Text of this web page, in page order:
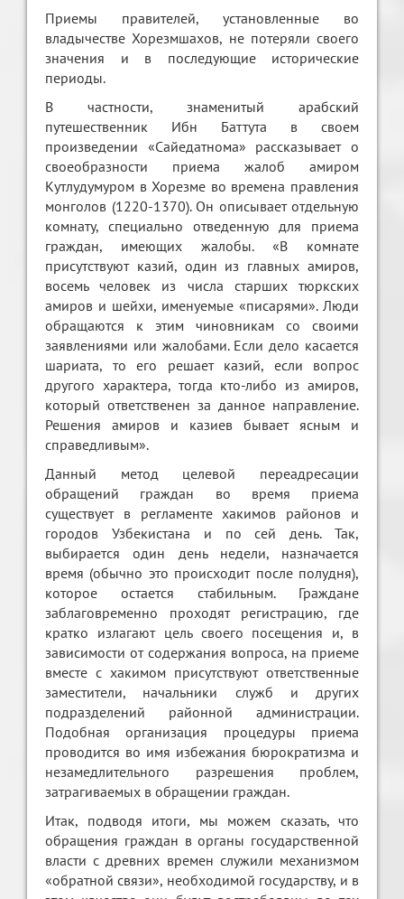
Приемы правителей, установленные во
владычестве Хорезмшахов, не потеряли своего
значения и в последующие исторические
периоды.
В частности, знаменитый арабский
путешественник Ибн Баттута в своем
произведении «Сайедатнома» рассказывает о
своеобразности приема жалоб амиром
Кутлудумуром в Хорезме во времена правления
монголов (1220-1370). Он описывает отдельную
комнату, специально отведенную для приема
граждан, имеющих жалобы. «В комнате
присутствуют казий, один из главных амиров,
восемь человек из числа старших тюркских
амиров и шейхи, именуемые «писарями». Люди
обращаются к этим чиновникам со своими
заявлениями или жалобами. Если дело касается
шариата, то его решает казий, если вопрос
другого характера, тогда кто-либо из амиров,
который ответственен за данное направление.
Решения амиров и казиев бывает ясным и
справедливым».
Данный метод целевой переадресации
обращений граждан во время приема
существует в регламенте хакимов районов и
городов Узбекистана и по сей день. Так,
выбирается один день недели, назначается
время (обычно это происходит после полудня),
которое остается стабильным. Граждане
заблаговременно проходят регистрацию, где
кратко излагают цель своего посещения и, в
зависимости от содержания вопроса, на приеме
вместе с хакимом присутствуют ответственные
заместители, начальники служб и других
подразделений районной администрации.
Подобная организация процедуры приема
проводится во имя избежания бюрократизма и
незамедлительного разрешения проблем,
затрагиваемых в обращении граждан.
Итак, подводя итоги, мы можем сказать, что
обращения граждан в органы государственной
власти с древних времен служили механизмом
«обратной связи», необходимой государству, и в